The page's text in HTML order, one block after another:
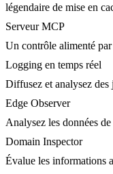
légendaire de mise en
Serveur MCP
Un contrôle alimenté
Logging en temps réel
Diffusez et analysez des
Edge Observer
Analysez les données
Domain Inspector
Évalue les informations